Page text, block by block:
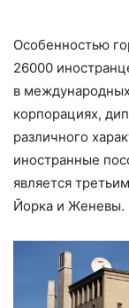
Особенностью
26000
в
корпорациях,
различного
иностранные
является
Йорка и Женевы.